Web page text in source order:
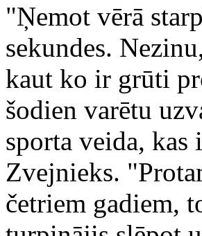
"Ņemot vērā
sekundes.
kaut ko ir grūti
šodien varētu
sporta veida,
Zvejnieks.
četriem gadiem,